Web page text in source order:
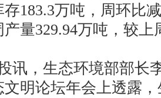
183.3万吨，周环比
量329.94万吨，较上
，生态环境部部长
明论坛年会上透露